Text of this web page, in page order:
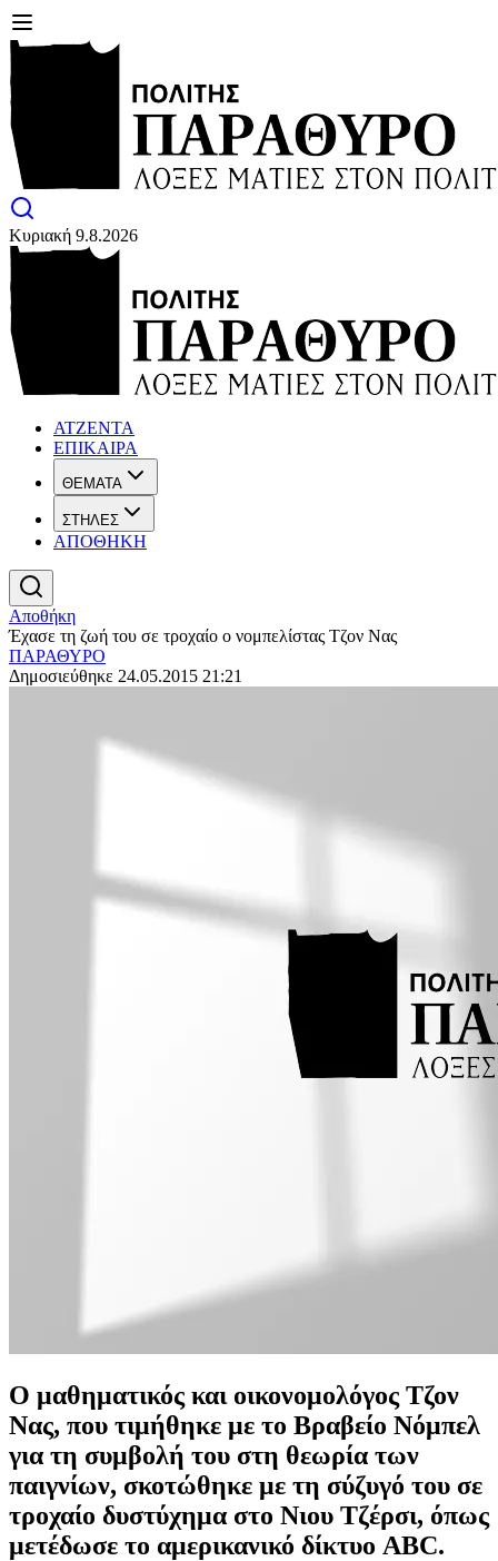
Κυριακή 9.8.2026
ΑΤΖΕΝΤΑ
ΕΠΙΚΑΙΡΑ
ΘΕΜΑΤΑ
ΣΤΗΛΕΣ
ΑΠΟΘΗΚΗ
Αποθήκη
Έχασε τη ζωή του σε τροχαίο ο νομπελίστας Τζον Νας
ΠΑΡΑΘΥΡΟ
Δημοσιεύθηκε 24.05.2015 21:21
Ο μαθηματικός και οικονομολόγος Τζον
Νας, που τιμήθηκε με το Βραβείο Νόμπελ
για τη συμβολή του στη θεωρία των
παιγνίων, σκοτώθηκε με τη σύζυγό του σε
τροχαίο δυστύχημα στο Νιου Τζέρσι, όπως
μετέδωσε το αμερικανικό δίκτυο ABC.